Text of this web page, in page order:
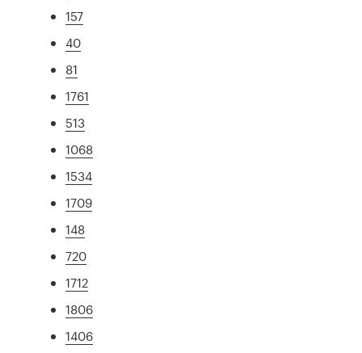
157
40
81
1761
513
1068
1534
1709
148
720
1712
1806
1406